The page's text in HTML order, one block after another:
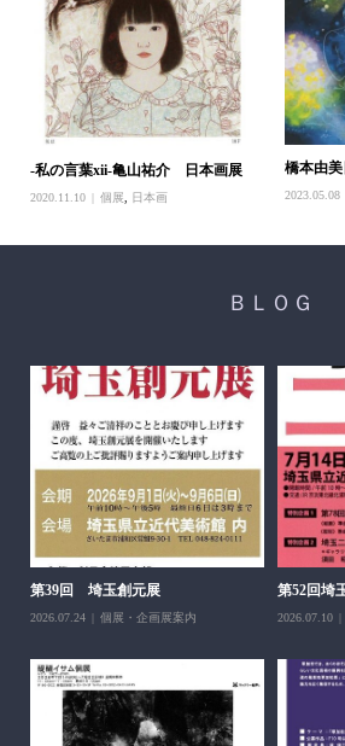
-私の言葉xii-亀山祐介 日本画展
2020.11.10 個展 日本画
橋本由
2023.05.08
ＢＬＯＧ
第39回 埼玉創元展
2026.07.24 個展・企画展案内
第52回埼
2026.07.10